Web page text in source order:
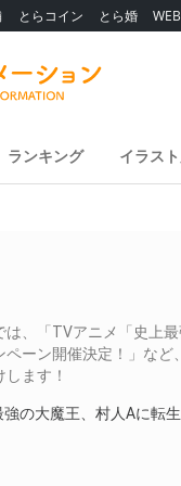
とらコイン とら婚
ランキング イラス
、「TVアニメ「史上
ーン開催決定！」な
ます！
の大魔王、村人Aに転